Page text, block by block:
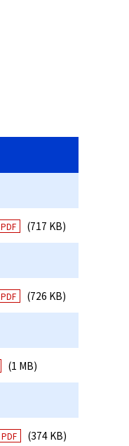
PDF (717 KB)
PDF (726 KB)
(1 MB)
PDF (374 KB)